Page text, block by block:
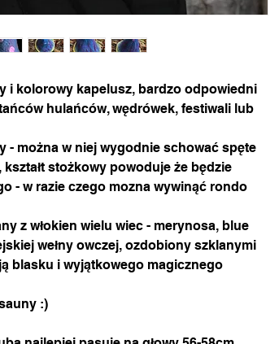
i kolorowy kapelusz, bardzo odpowiedni
hulańców, wędrówek, festiwali lub
- można w niej wygodnie schować spęte
kształt stożkowy powoduje że będzie
- w razie czego mozna wywinąć rondo
z włokien wielu wiec - merynosa, blue
wełny owczej, ozdobiony szklanymi
blasku i wyjątkowego magicznego
:)